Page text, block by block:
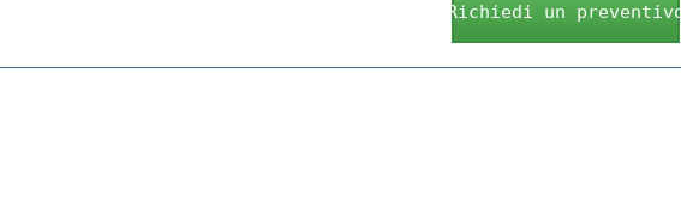
Richiedi un preventivo